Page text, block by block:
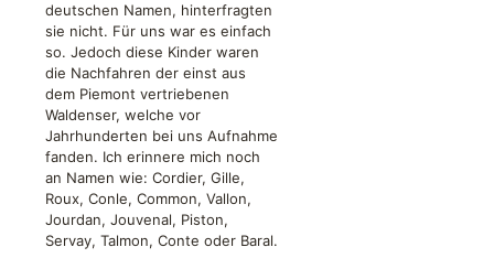
deutschen Namen, hinterfragten
sie nicht. Für uns war es einfach
so. Jedoch diese Kinder waren
die Nachfahren der einst aus
dem Piemont vertriebenen
Waldenser, welche vor
Jahrhunderten bei uns Aufnahme
fanden. Ich erinnere mich noch
an Namen wie: Cordier, Gille,
Roux, Conle, Common, Vallon,
Jourdan, Jouvenal, Piston,
Servay, Talmon, Conte oder Baral.